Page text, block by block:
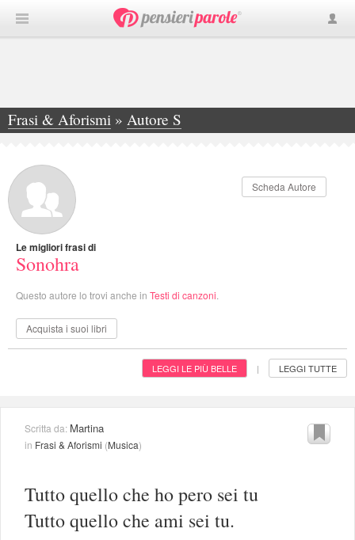
Frasi & Aforismi » Autore S
»Sonohra
Scheda Autore
Le migliori frasi di
Sonohra
Questo autore lo trovi anche in Testi di canzoni
Acquista i suoi libri
LEGGI LE PIÙ BELLE | LEGGI TUTTE
Scritta da: Martina
in Frasi & Aforismi (Musica)
Tutto quello che ho pero sei tu
Tutto quello che ami sei tu.